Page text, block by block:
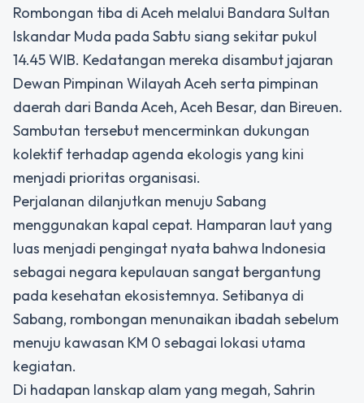
Rombongan tiba di Aceh melalui Bandara Sultan
Iskandar Muda pada Sabtu siang sekitar pukul
14.45 WIB. Kedatangan mereka disambut jajaran
Dewan Pimpinan Wilayah Aceh serta pimpinan
daerah dari Banda Aceh, Aceh Besar, dan Bireuen.
Sambutan tersebut mencerminkan dukungan
kolektif terhadap agenda ekologis yang kini
menjadi prioritas organisasi.
Perjalanan dilanjutkan menuju Sabang
menggunakan kapal cepat. Hamparan laut yang
luas menjadi pengingat nyata bahwa Indonesia
sebagai negara kepulauan sangat bergantung
pada kesehatan ekosistemnya. Setibanya di
Sabang, rombongan menunaikan ibadah sebelum
menuju kawasan KM 0 sebagai lokasi utama
kegiatan.
Di hadapan lanskap alam yang megah, Sahrin